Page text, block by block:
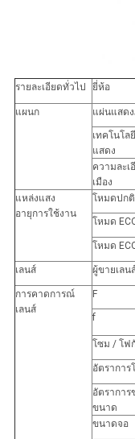
รายละเอียดทั่วไป ยี่ห้อ
แผนก แผ่นแสด
เทคโนโล
แสดง
ความละเ
เมือง
แหล่งแสง
อายุการใช้งาน
โหมดปกติ
โหมด
โหมด
เลนส์ ผู้ขายเลน
การคาดการณ์
เลนส์
F
f
โซม / โฟ
อัตราการ
อัตราการ
ขนาด
ขนาดจอ